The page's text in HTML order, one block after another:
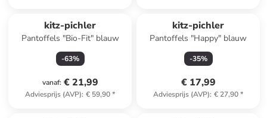
kitz-pichler
Pantoffels "Bio-Fit" blauw
-63%
vanaf: € 21,99
Adviesprijs (AVP): € 59,90*
kitz-pichler
Pantoffels "Happy" blauw
-35%
€ 17,99
Adviesprijs (AVP): € 27,90*